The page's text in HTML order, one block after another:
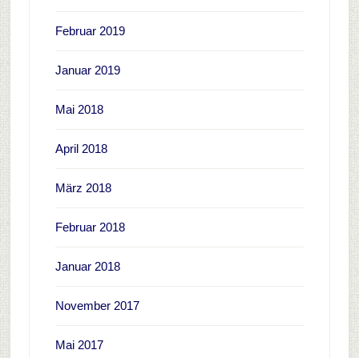
Februar 2019
Januar 2019
Mai 2018
April 2018
März 2018
Februar 2018
Januar 2018
November 2017
Mai 2017